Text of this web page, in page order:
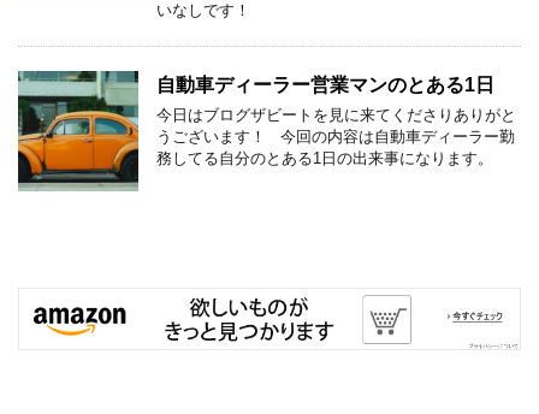
いなしです！
自動車ディーラー営業マンのとある1日
今日はブログザビートを見に来てくださりありがと
うございます！ 今回の内容は自動車ディーラー勤
務してる自分のとある1日の出来事になります。